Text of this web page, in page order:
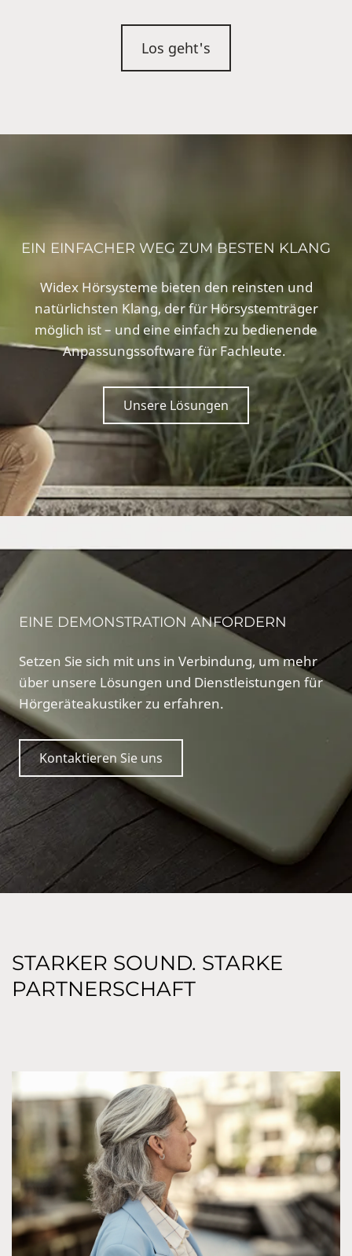
Los geht's
EIN EINFACHER WEG ZUM BESTEN KLANG
Widex Hörsysteme bieten den reinsten und
natürlichsten Klang, der für Hörsystemträger
möglich ist – und eine einfach zu bedienende
Anpassungssoftware für Fachleute.
Unsere Lösungen
EINE DEMONSTRATION ANFORDERN
Setzen Sie sich mit uns in Verbindung, um mehr
über unsere Lösungen und Dienstleistungen für
Hörgeräteakustiker zu erfahren.
Kontaktieren Sie uns
STARKER SOUND. STARKE
PARTNERSCHAFT